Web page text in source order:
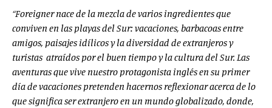
“Foreigner nace de la mezcla de varios ingredientes que
conviven en las playas del Sur: vacaciones, barbacoas entre
amigos, paisajes idílicos y la diversidad de extranjeros y
turistas atraídos por el buen tiempo y la cultura del Sur. Las
aventuras que vive nuestro protagonista inglés en su primer
día de vacaciones pretenden hacernos reflexionar acerca de lo
que significa ser extranjero en un mundo globalizado, donde,